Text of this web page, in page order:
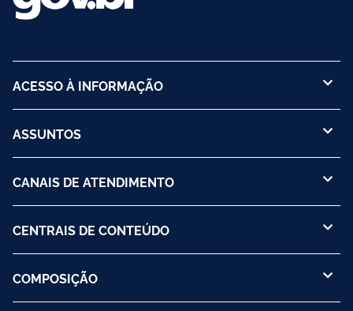
ACESSO À INFORMAÇÃO
ASSUNTOS
CANAIS DE ATENDIMENTO
CENTRAIS DE CONTEÚDO
COMPOSIÇÃO